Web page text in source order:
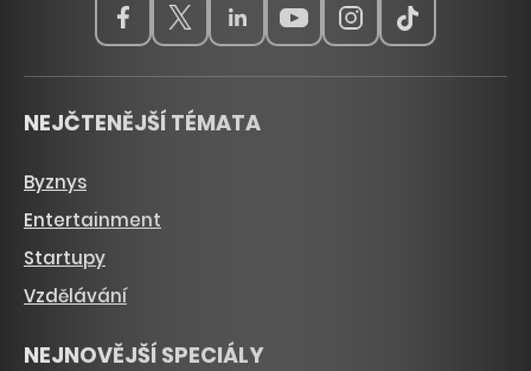
NEJČTENĚJŠÍ TÉMATA
Byznys
Entertainment
Startupy
Vzdělávání
NEJNOVĚJŠÍ SPECIÁLY